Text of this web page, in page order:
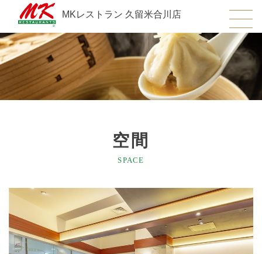
MKレストラン 久留米合川店
空間
SPACE